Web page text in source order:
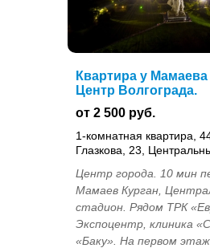
Квартира у Мамаева
Центр Волгограда.
от 2 500 руб.
1-комнатная квартира,
Глазкова, 23,
Центр города. 10 мин
Мамаев Курган,
стадион. Рядом ТРК
Экспоцентр, клиника
«Баку». На первом